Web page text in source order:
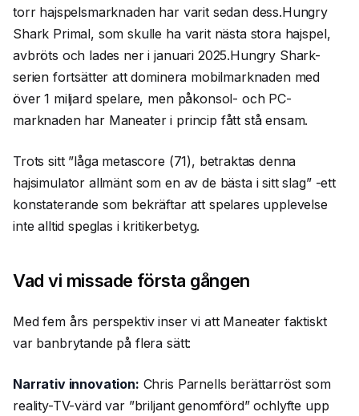
torr hajspelsmarknaden har varit sedan dess.Hungry
Shark Primal, som skulle ha varit nästa stora hajspel,
avbröts och lades ner i januari 2025.Hungry Shark-
serien fortsätter att dominera mobilmarknaden med
över 1 miljard spelare, men påkonsol- och PC-
marknaden har Maneater i princip fått stå ensam.
Trots sitt ”låga metascore (71), betraktas denna
hajsimulator allmänt som en av de bästa i sitt slag” -ett
konstaterande som bekräftar att spelares upplevelse
inte alltid speglas i kritikerbetyg.
Vad vi missade första gången
Med fem års perspektiv inser vi att Maneater faktiskt
var banbrytande på flera sätt:
Narrativ innovation: Chris Parnells berättarröst som
reality-TV-värd var ”briljant genomförd” ochlyfte upp